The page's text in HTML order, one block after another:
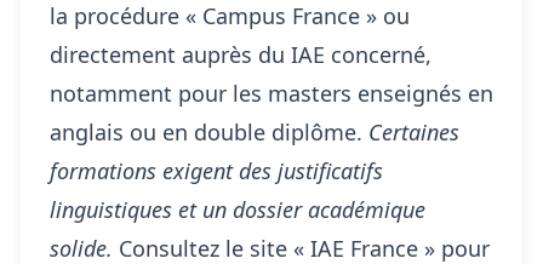
la procédure « Campus France » ou
directement auprès du IAE concerné,
notamment pour les masters enseignés en
anglais ou en double diplôme. Certaines
formations exigent des justificatifs
linguistiques et un dossier académique
solide. Consultez le site « IAE France » pour